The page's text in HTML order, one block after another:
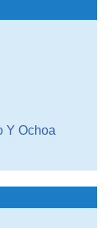
Y Ochoa